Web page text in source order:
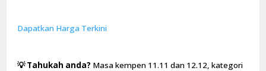
Dapatkan Harga Terkini
💡 Tahukah anda? Masa kempen 11.11 dan 12.12, kategori